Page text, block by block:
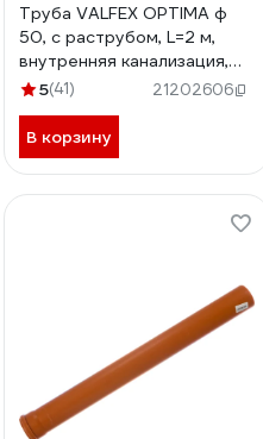
Труба VALFEX OPTIMA ф
50, с раструбом, L=2 м,
внутренняя канализация,
толщина стенки 1.5
5(41) 21202606
В корзину